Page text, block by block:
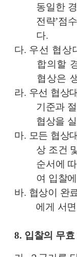
동일한
전략’점
다.
다. 우선 협상
합의할
협상은
라. 우선 협상
기준과
협상을
마. 모든 협상
상 조건
순서에
여 입찰
바. 협상이 완
에게 서
8. 입찰의 무효